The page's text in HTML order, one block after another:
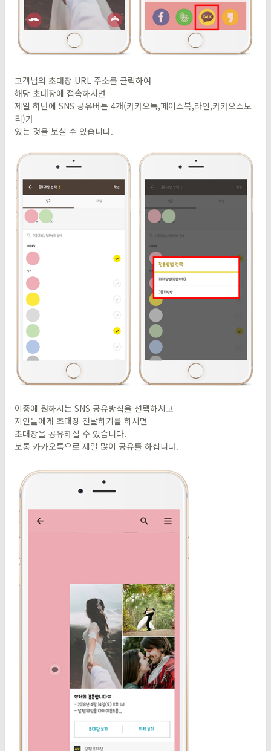
고객님의 초대장 URL 주소를 클릭하여
해당 초대장에 접속하시면
제일 하단에 SNS 공유버튼 4개(카카오톡,페이스북,라인,카카오스토
리)가
있는 것을 보실 수 있습니다.
이중에 원하시는 SNS 공유방식을 선택하시고
지인들에게 초대장 전달하기를 하시면
초대장을 공유하실 수 있습니다.
보통 카카오톡으로 제일 많이 공유를 하십니다.